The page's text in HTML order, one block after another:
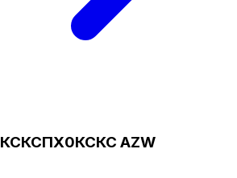
КСКСПХ0КСКС AZW